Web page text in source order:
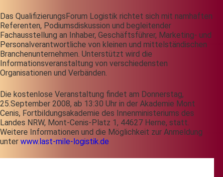
Das QualifizierungsForum Logistik richtet sich mit namhaften
Referenten, Podiumsdiskussion und begleitender
Fachausstellung an Inhaber, Geschäftsführer, Marketing- und
Personalverantwortliche von kleinen und mittelständischen
Branchenunternehmen. Unterstützt wird die
Informationsveranstaltung von verschiedensten
Organisationen und Verbänden.
Die kostenlose Veranstaltung findet am Donnerstag,
25.September 2008, ab 13:30 Uhr in der Akademie Mont
Cenis, Fortbildungsakademie des Innenministeriums des
Landes NRW, Mont-Cenis-Platz 1, 44627 Herne, statt.
Weitere Informationen und die Möglichkeit zur Anmeldung
unter www.last-mile-logistik.de